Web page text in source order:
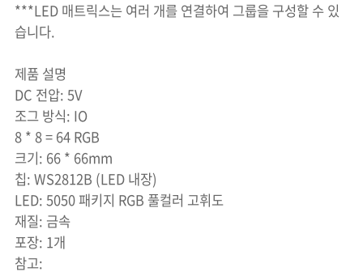
***LED 매트릭스는 여러 개를 연결하여 그룹을 구성할 수 있
습니다.
제품 설명
DC 전압: 5V
조그 방식: IO
8 * 8 = 64 RGB
크기: 66 * 66mm
칩: WS2812B (LED 내장)
LED: 5050 패키지 RGB 풀컬러 고휘도
재질: 금속
포장: 1개
참고: